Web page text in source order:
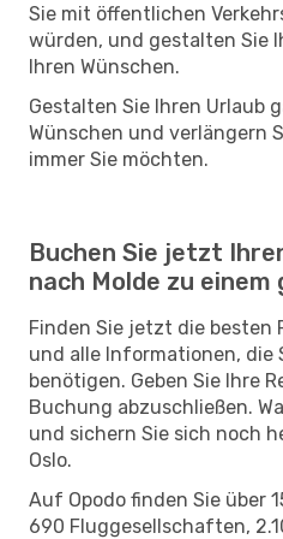
Sie mit öffentlichen
würden, und gestalten Sie
Ihren Wünschen.
Gestalten Sie Ihren Urlaub
Wünschen und verlängern
immer Sie möchten.
Buchen Sie jetzt
nach Molde zu
Finden Sie jetzt die besten
und alle Informationen, die
benötigen. Geben Sie Ihre
Buchung abzuschließen.
und sichern Sie sich noch
Oslo.
Auf Opodo finden Sie über
690 Fluggesellschaften,